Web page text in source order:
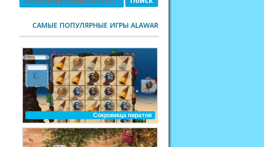
САМЫЕ ПОПУЛЯРНЫЕ ИГРЫ ALAWAR
Сокровища пиратов